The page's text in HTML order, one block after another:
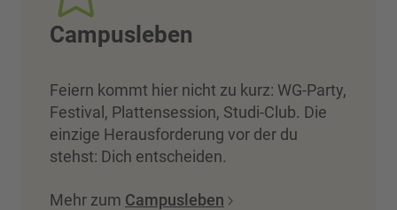
Campusleben
Feiern kommt hier nicht zu kurz: WG-Party,
Festival, Plattensession, Studi-Club. Die
einzige Herausforderung vor der du
stehst: Dich entscheiden.
Mehr zum Campusleben